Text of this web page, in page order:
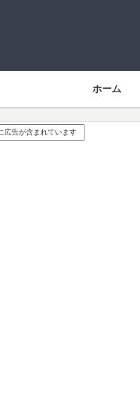
ホーム
広告が含まれています